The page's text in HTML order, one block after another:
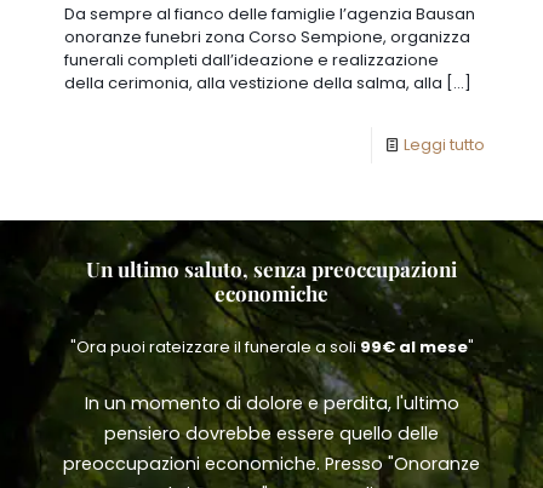
Da sempre al fianco delle famiglie l’agenzia Bausan
onoranze funebri zona Corso Sempione, organizza
funerali completi dall’ideazione e realizzazione
della cerimonia, alla vestizione della salma, alla […]
Leggi tutto
Un ultimo saluto, senza preoccupazioni
economiche
"Ora puoi rateizzare il funerale a soli 99€ al mese"
In un momento di dolore e perdita, l'ultimo
pensiero dovrebbe essere quello delle
preoccupazioni economiche. Presso "Onoranze